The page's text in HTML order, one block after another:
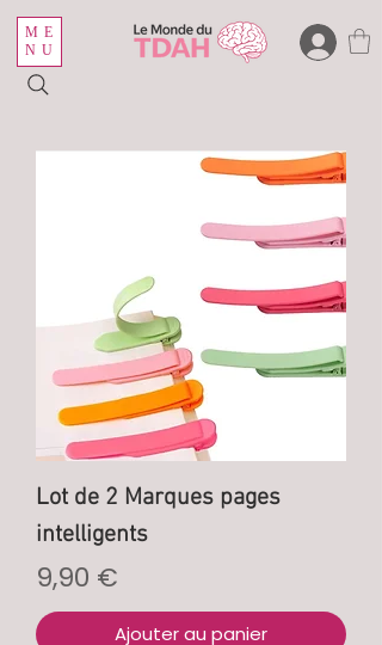
ME
NU
Lot de 2 Marques pages
intelligents
Prix
9,90 €
Ajouter au panier